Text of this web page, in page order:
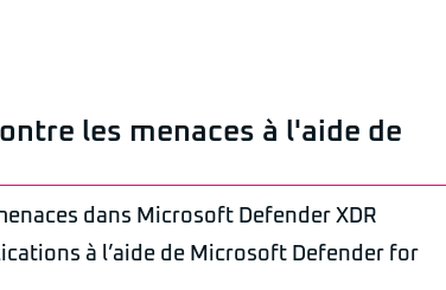
les menaces à l'aide de
dans Microsoft Defender XDR
à l’aide de Microsoft Defender for